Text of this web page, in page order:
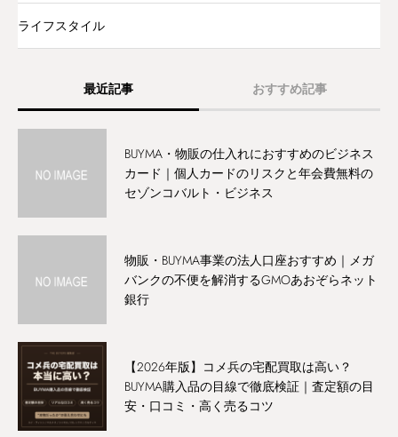
ライフスタイル
最近記事 おすすめ記事
BUYMA・物販の仕入れにおすすめのビジネス
カード｜個人カードのリスクと年会費無料の
セゾンコバルト・ビジネス
物販・BUYMA事業の法人口座おすすめ｜メガ
バンクの不便を解消するGMOあおぞらネット
銀行
【2026年版】コメ兵の宅配買取は高い？
BUYMA購入品の目線で徹底検証｜査定額の目
安・口コミ・高く売るコツ
バイマ初心者向けの仕入先などの話